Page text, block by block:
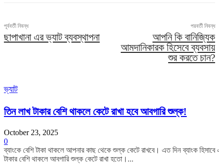
পূর্ববর্তী নিবন্ধ
ছাপাখানা এর ভ্যাট ব্যবস্থাপনা
পরবর্তী নিবন্ধ
আপনি কি বানিজ্যিক
আমদানিকারক হিসেবে ব্যবসায়
শুর করতে চান?
ভ্যাট
তিন লাখ টাকার বেশি থাকলে কেটে রাখা হবে আবগারি শুল্ক!
October 23, 2025
0
ব্যাংকে বেশি টাকা থাকলে আপনার কাছ থেকে শুল্ক কেটে রাখবে। এত দিন ব্যাংক হিসাবে
টাকার বেশি থাকলে আবগারি শুল্ক কেটে রাখা হতো।...